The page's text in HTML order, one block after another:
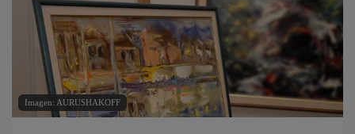
Imagen: AURUSHAKOFF